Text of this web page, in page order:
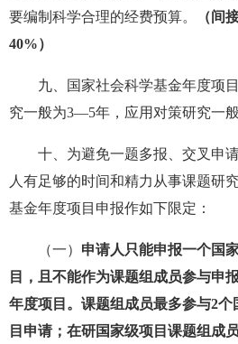
要编制科学合理的经费预算。
（间
40%）
九、国家社会科学基金年度项
究一般为3—5年，应用对策研究一
十、为避免一题多报、交叉申
人有足够的时间和精力从事课题研
基金年度项目申报作如下限定：
（一） 申请人只能申报一个国
目，且不能作为课题组成员参与申
年度项目。课题组成员最多参与2
目申请；在研国家级项目课题组成